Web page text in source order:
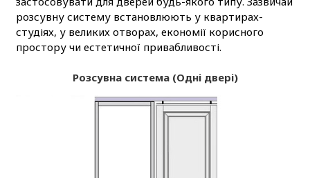
розсувну систему встановлюють у квартирах-
студіях, у великих отворах, економії корисного
простору чи естетичної привабливості.
Розсувна система (Одні двері)